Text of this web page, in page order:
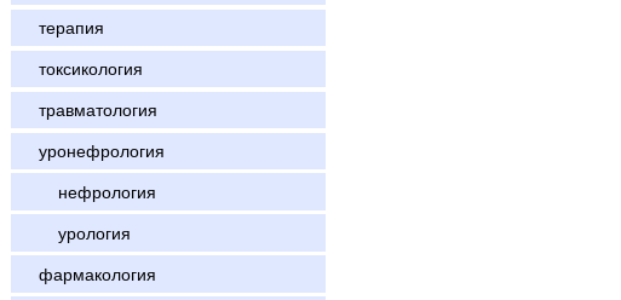
терапия
токсикология
травматология
уронефрология
нефрология
урология
фармакология